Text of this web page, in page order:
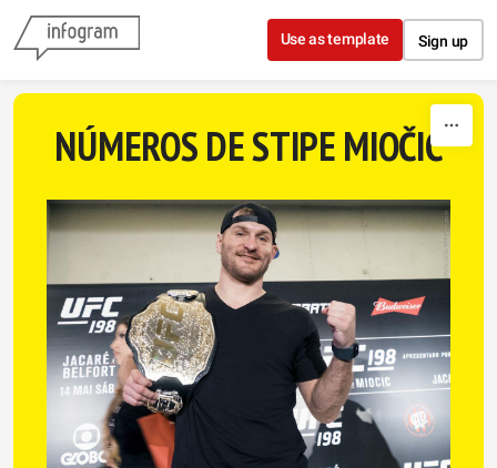
Skip to content
Use as template Sign up
NÚMEROS DE STIPE MIOČIĆ